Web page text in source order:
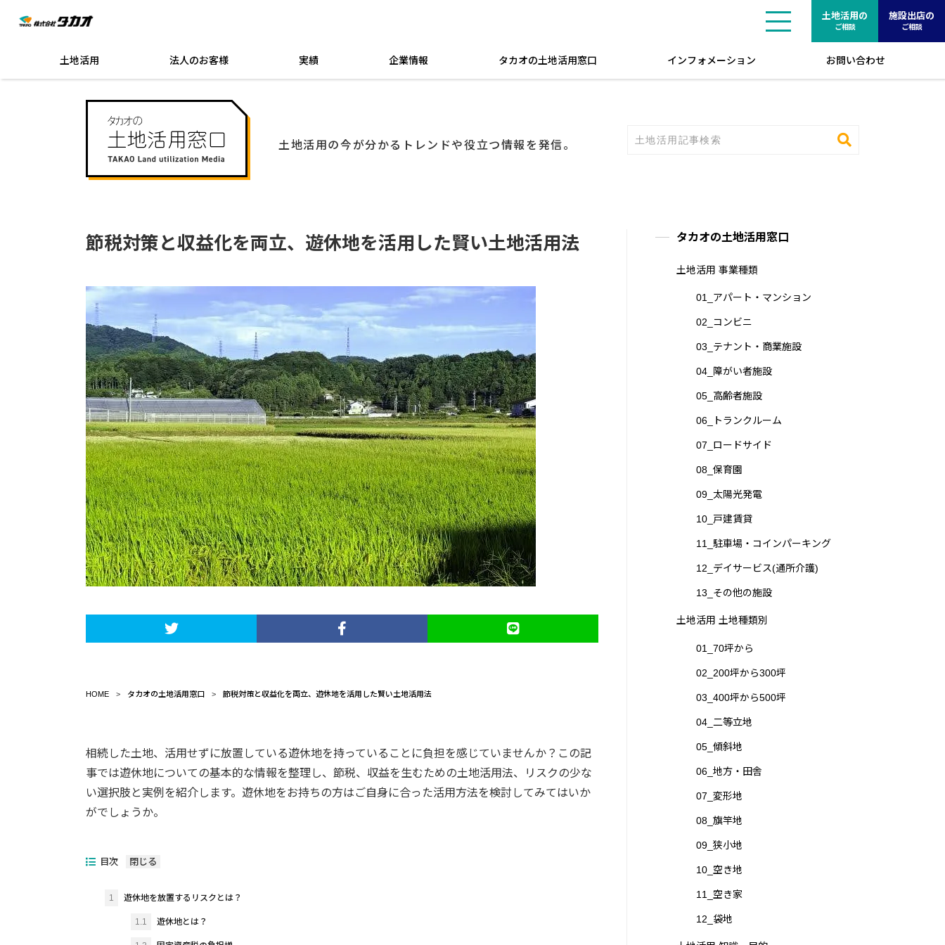
土地活用の
ご相談
施設出店の
ご相談
土地活用 法人のお客様 実績 企業情報 タカオの土地活用窓口 インフォメーション お問い合わせ
土地活用の今が分かるトレンドや役立つ情報を発信。
節税対策と収益化を両立、遊休地を活用した賢い土地活用法
HOME タカオの土地活用窓口 節税対策と収益化を両立、遊休地を活用した賢い土地活用法
相続した土地、活用せずに放置している遊休地を持っていることに負担を感じていませんか？この記
事では遊休地についての基本的な情報を整理し、節税、収益を生むための土地活用法、リスクの少な
い選択肢と実例を紹介します。遊休地をお持ちの方はご自身に合った活用方法を検討してみてはいか
がでしょうか。
目次
1 遊休地を放置するリスクとは？
1.1 遊休地とは？
タカオの土地活用窓口
土地活用 事業種類
01_アパート・マンション
02_コンビニ
03_テナント・商業施設
04_障がい者施設
05_高齢者施設
06_トランクルーム
07_ロードサイド
08_保育園
09_太陽光発電
10_戸建賃貸
11_駐車場・コインパーキング
12_デイサービス(通所介護)
13_その他の施設
土地活用 土地種類別
01_70坪から
02_200坪から300坪
03_400坪から500坪
04_二等立地
05_傾斜地
06_地方・田舎
07_変形地
08_旗竿地
09_狭小地
10_空き地
11_空き家
12_袋地